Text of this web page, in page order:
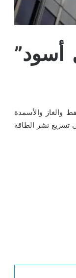
أسود”
والغاز والأسمدة
تسريع نشر الطاقة